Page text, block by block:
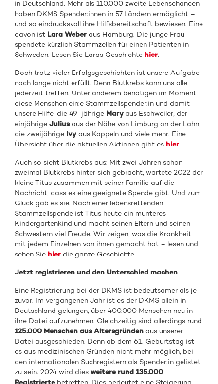
in Deutschland. Mehr als 110.000 zweite Lebenschancen
haben DKMS Spender:innen in 57 Ländern ermöglicht –
und so eindrucksvoll ihre Hilfsbereitschaft bewiesen. Eine
davon ist Lara Weberaus Hamburg. Die junge Frau
spendete kürzlich Stammzellen für einen Patienten in
Schweden. Lesen Sie Laras Geschichte hier.
Doch trotz vieler Erfolgsgeschichten ist unsere Aufgabe
noch lange nicht erfüllt. Denn Blutkrebs kann uns alle
jederzeit treffen. Unter anderem benötigen im Moment
diese Menschen ein:e Stammzellspender:in und damit
unsere Hilfe: die 49-jährige Maryaus Eschweiler, der
einjährigeJuliusaus der Nähe von Limburg an der Lahn,
die zweijährige Ivy aus Kappeln und viele mehr. Eine
Übersicht über die aktuellen Aktionen gibt es hier.
Auch so sieht Blutkrebs aus: Mit zwei Jahren schon
zweimal Blutkrebs hinter sich gebracht, wartete 2022 der
kleine Titus zusammen mit seiner Familie auf die
Nachricht, dass es eine geeignete Spende gibt. Und zum
Glück gab es sie. Nach einer lebensrettenden
Stammzellspende ist Titus heute ein munteres
Kindergartenkind und macht seinen Eltern und seinen
Schwestern viel Freude. Wir zeigen, was die Krankheit
mit jedem Einzelnen von ihnen gemacht hat – lesen und
sehen Sie hier die ganze Geschichte.
Jetzt registrieren und den Unterschied machen
Eine Registrierung bei der DKMS ist bedeutsamer als je
zuvor. Im vergangenen Jahr ist es der DKMS allein in
Deutschland gelungen, über 400.000 Menschen neu in
ihre Datei aufzunehmen. Gleichzeitig sind allerdings rund
125.000 Menschen aus Altersgründen aus unserer
Datei ausgeschieden. Denn ab dem 61. Geburtstag ist
es aus medizinischen Gründen nicht mehr möglich, bei
den internationalen Suchregistern als Spender:in gelistet
zu sein. 2024 wird diesweitere rund 135.000
Registrierte betreffen. Dies bedeutet eine Steigerung